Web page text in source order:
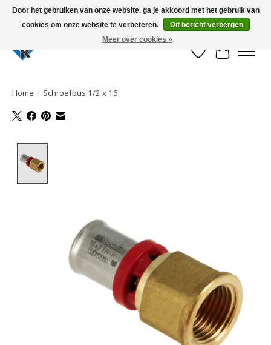
Large selection of products and fast shipping!
Verlanglijst
Home / Schroefbus 1/2 x 16
Door het gebruiken van onze website, ga je akkoord met het gebruik van
cookies om onze website te verbeteren.
Dit bericht verbergen
Meer over cookies »